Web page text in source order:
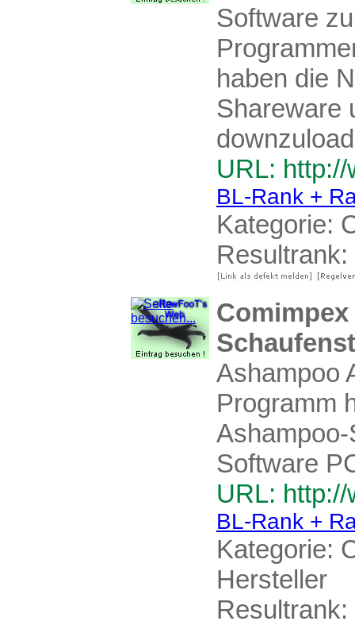
Software
haben die
Shareware
URL:
BL-Rank +
Kategorie:
Resultrank:
Ashampoo
Programm
Software
URL:
BL-Rank +
Kategorie:
Hersteller
Resultrank: